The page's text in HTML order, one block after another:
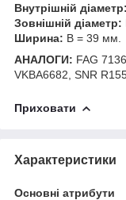
Внутрішній діаметр:
Зовнішній діаметр:
Ширина: B = 39 мм.
АНАЛОГИ: FAG
VKBA6682, SNR
Приховати
Характеристики
Основні атрибути